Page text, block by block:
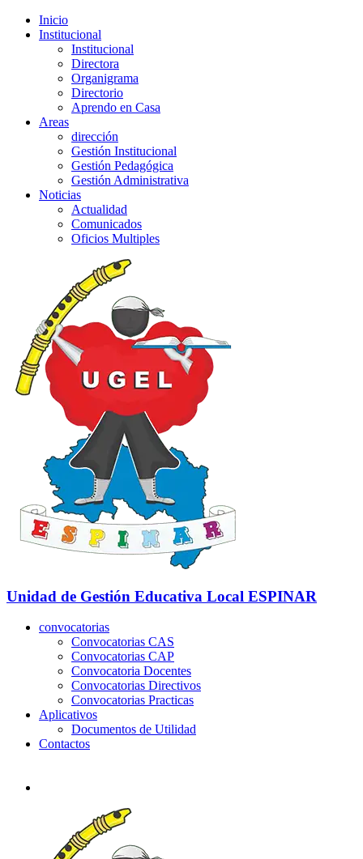
Inicio
Institucional
Institucional
Directora
Organigrama
Directorio
Aprendo en Casa
Areas
dirección
Gestión Institucional
Gestión Pedagógica
Gestión Administrativa
Noticias
Actualidad
Comunicados
Oficios Multiples
Unidad de Gestión Educativa Local ESPINAR
convocatorias
Convocatorias CAS
Convocatorias CAP
Convocatoria Docentes
Convocatorias Directivos
Convocatorias Practicas
Aplicativos
Documentos de Utilidad
Contactos